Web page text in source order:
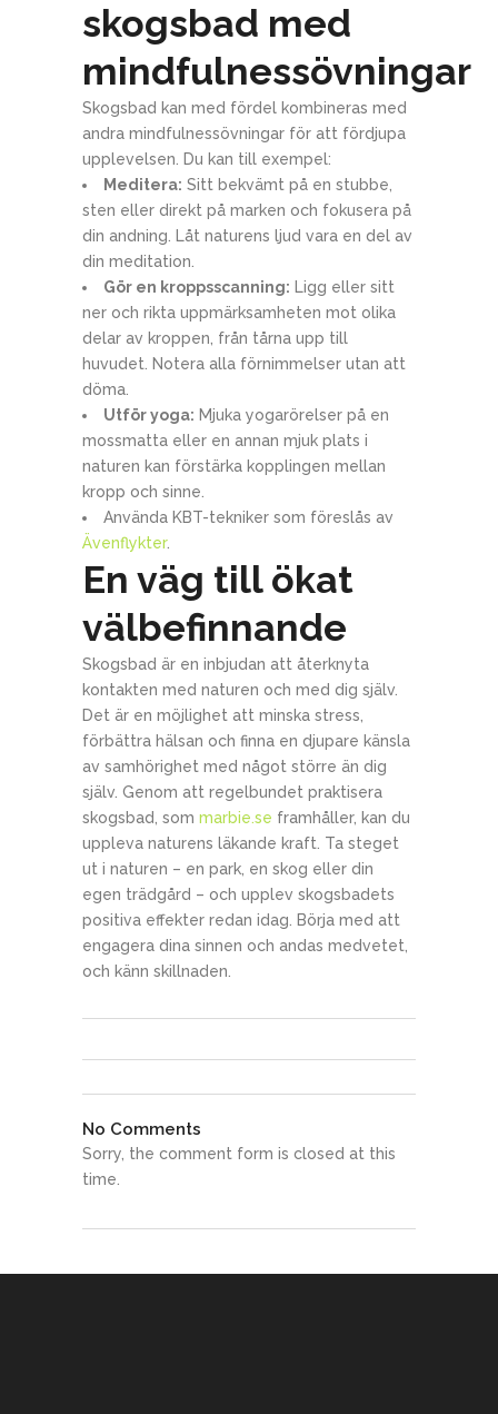
skogsbad med
mindfulnessövningar
Skogsbad kan med fördel kombineras med
andra mindfulnessövningar för att fördjupa
upplevelsen. Du kan till exempel:
Meditera: Sitt bekvämt på en stubbe,
sten eller direkt på marken och fokusera på
din andning. Låt naturens ljud vara en del av
din meditation.
Gör en kroppsscanning: Ligg eller sitt
ner och rikta uppmärksamheten mot olika
delar av kroppen, från tårna upp till
huvudet. Notera alla förnimmelser utan att
döma.
Utför yoga: Mjuka yogarörelser på en
mossmatta eller en annan mjuk plats i
naturen kan förstärka kopplingen mellan
kropp och sinne.
Använda KBT-tekniker som föreslås av
Ävenflykter.
En väg till ökat
välbefinnande
Skogsbad är en inbjudan att återknyta
kontakten med naturen och med dig själv.
Det är en möjlighet att minska stress,
förbättra hälsan och finna en djupare känsla
av samhörighet med något större än dig
själv. Genom att regelbundet praktisera
skogsbad, som marbie.se framhåller, kan du
uppleva naturens läkande kraft. Ta steget
ut i naturen – en park, en skog eller din
egen trädgård – och upplev skogsbadets
positiva effekter redan idag. Börja med att
engagera dina sinnen och andas medvetet,
och känn skillnaden.
No Comments
Sorry, the comment form is closed at this
time.